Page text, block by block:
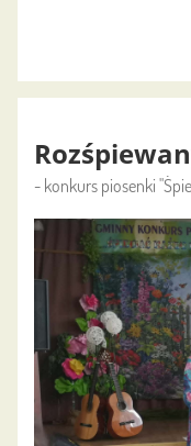
- konkurs piosenki